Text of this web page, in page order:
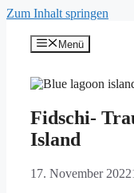
Zum Inhalt springen
Menü
Fidschi-
Island
17. November 2022